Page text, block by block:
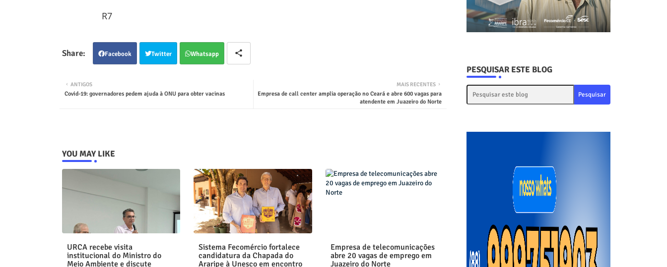
R7
Facebook Twitter Whatsapp
MAIS RECENTES
Empresa de call center amplia operação no Ceará e abre 600 vagas para
atendente em Juazeiro do Norte
ANTIGOS
Covid-19: governadores pedem ajuda à ONU para obter vacinas
YOU MAY LIKE
URCA recebe visita
institucional do Ministro do
Meio Ambiente e discute
Sistema Fecomércio fortalece
candidatura da Chapada do
Araripe à Unesco em encontro
Empresa de telecomunicações
abre 20 vagas de emprego em
Juazeiro do Norte
PESQUISAR ESTE BLOG